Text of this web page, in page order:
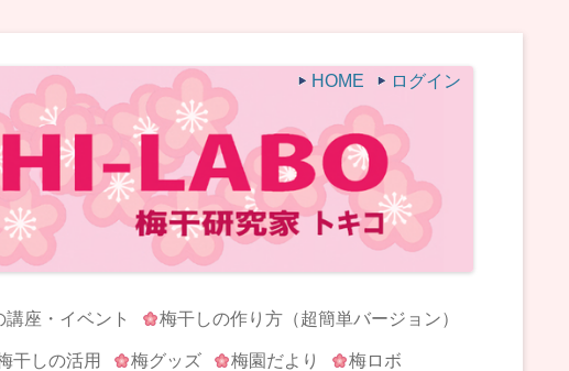
HOME ログイン
座・イベント 梅干しの作り方（超簡単バージョン）
干しの活用 梅グッズ 梅園だより 梅ロボ